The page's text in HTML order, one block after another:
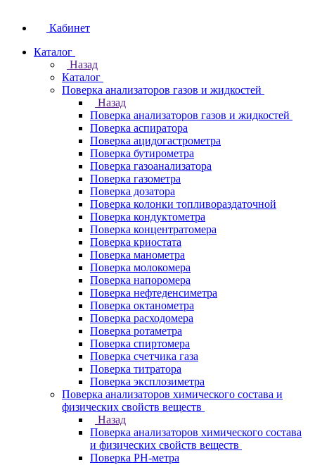
Кабинет
Каталог
Назад
Каталог
Поверка анализаторов газов и жидкостей
Назад
Поверка анализаторов газов и жидкостей
Поверка аспиратора
Поверка ацидогастрометра
Поверка бутирометра
Поверка газоанализатора
Поверка газометра
Поверка дозатора
Поверка колонки топливораздаточной
Поверка кондуктометра
Поверка концентратомера
Поверка криостата
Поверка манометра
Поверка молокомера
Поверка напоромера
Поверка нефтеденсиметра
Поверка октанометра
Поверка расходомера
Поверка ротаметра
Поверка спиртомера
Поверка счетчика газа
Поверка титратора
Поверка эксплозиметра
Поверка анализаторов химического состава и
физических свойств веществ
Назад
Поверка анализаторов химического состава
и физических свойств веществ
Поверка PH-метра